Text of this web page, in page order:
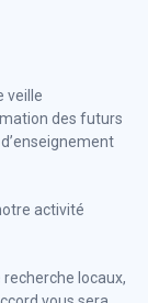
veille
des futurs
activité
recherche locaux,